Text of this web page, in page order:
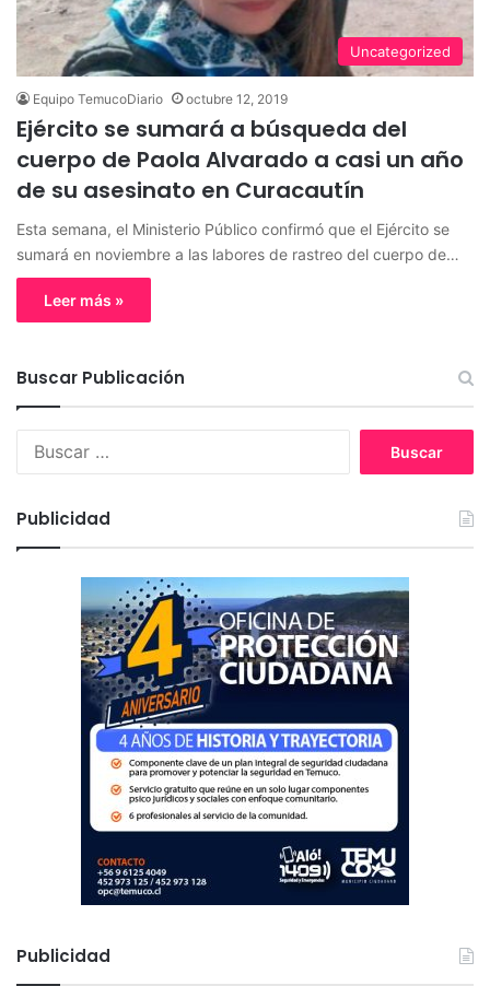
Uncategorized
Equipo TemucoDiario octubre 12, 2019
Ejército se sumará a búsqueda del
cuerpo de Paola Alvarado a casi un año
de su asesinato en Curacautín
Esta semana, el Ministerio Público confirmó que el Ejército se
sumará en noviembre a las labores de rastreo del cuerpo de…
Leer más »
Buscar Publicación
:
Publicidad
Publicidad